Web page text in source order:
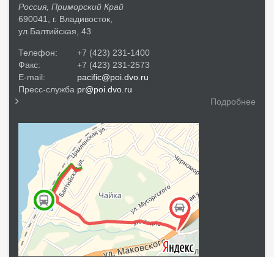
Россия, Приморский Край
690041, г. Владивосток,
ул.Балтийская, 43
Телефон:
+7 (423) 231-1400
Факс:
+7 (423) 231-2573
E-mail:
pacific@poi.dvo.ru
Пресс-служба pr@poi.dvo.ru
Подробнее